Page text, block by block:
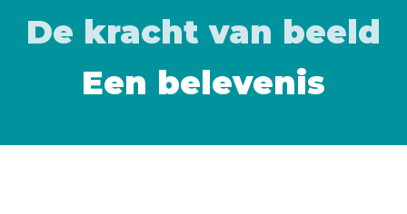
De kracht van beeld
Een belevenis